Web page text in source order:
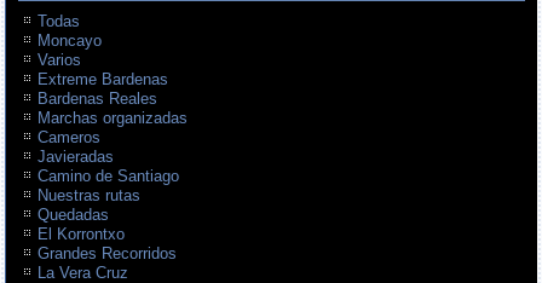
Todas
Moncayo
Varios
Extreme Bardenas
Bardenas Reales
Marchas organizadas
Cameros
Javieradas
Camino de Santiago
Nuestras rutas
Quedadas
El Korrontxo
Grandes Recorridos
La Vera Cruz